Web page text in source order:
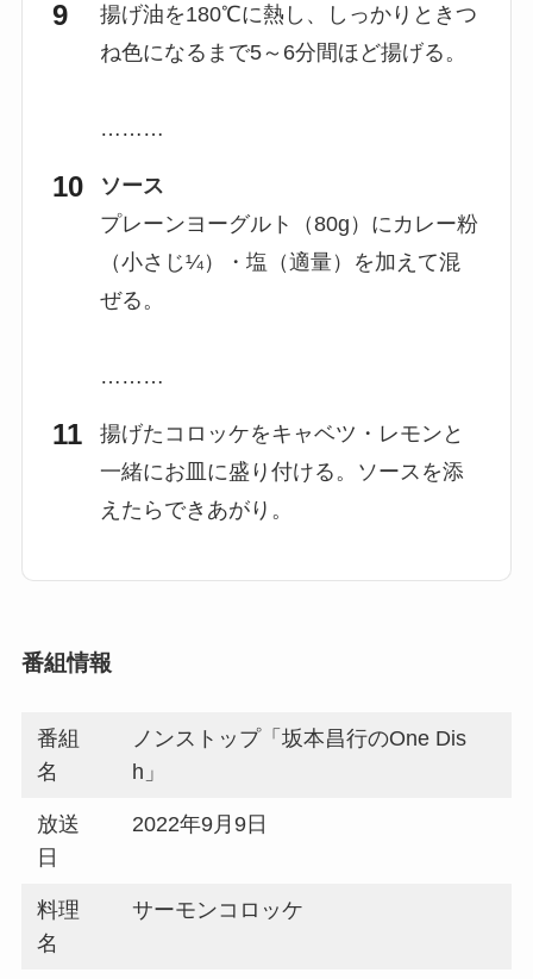
揚げ油を180℃に熱し、しっかりときつ
ね色になるまで5～6分間ほど揚げる。
………
ソース
プレーンヨーグルト（80g）にカレー粉
（小さじ¼）・塩（適量）を加えて混
ぜる。
………
揚げたコロッケをキャベツ・レモンと
一緒にお皿に盛り付ける。ソースを添
えたらできあがり。
番組情報
番組
名
ノンストップ「坂本昌行のOne Dis
h」
放送
日
2022年9月9日
料理
名
サーモンコロッケ